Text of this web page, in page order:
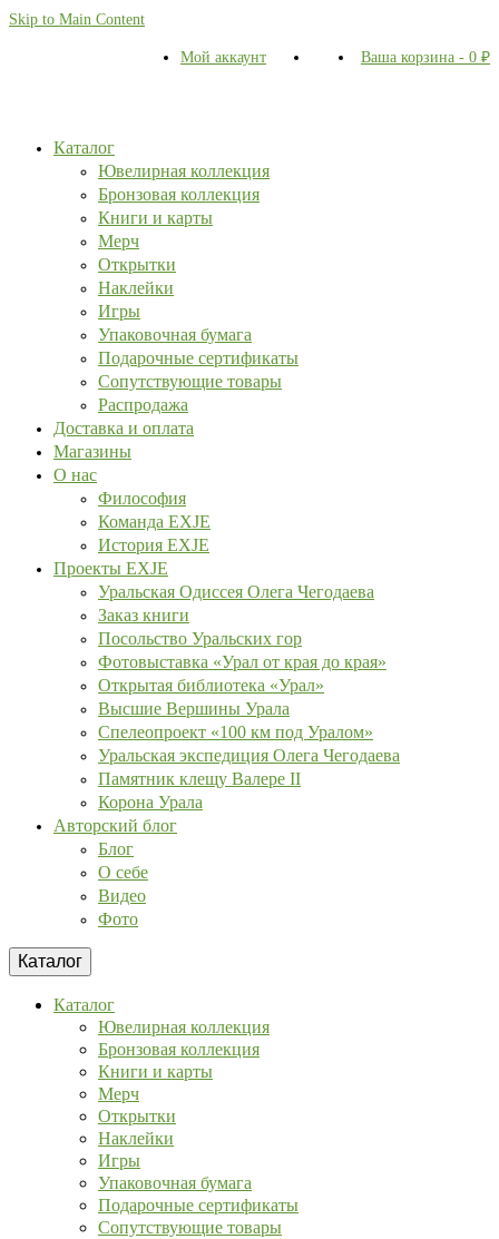
Skip to Main Content
Мой аккаунт Ваша корзина - 0 ₽
Каталог
Ювелирная коллекция
Бронзовая коллекция
Книги и карты
Мерч
Открытки
Наклейки
Игры
Упаковочная бумага
Подарочные сертификаты
Сопутствующие товары
Распродажа
Доставка и оплата
Магазины
О нас
Философия
Команда EXJE
История EXJE
Проекты EXJE
Уральская Одиссея Олега Чегодаева
Заказ книги
Посольство Уральских гор
Фотовыставка «Урал от края до края»
Открытая библиотека «Урал»
Высшие Вершины Урала
Спелеопроект «100 км под Уралом»
Уральская экспедиция Олега Чегодаева
Памятник клещу Валере II
Корона Урала
Авторский блог
Блог
О себе
Видео
Фото
Каталог
Каталог
Ювелирная коллекция
Бронзовая коллекция
Книги и карты
Мерч
Открытки
Наклейки
Игры
Упаковочная бумага
Подарочные сертификаты
Сопутствующие товары